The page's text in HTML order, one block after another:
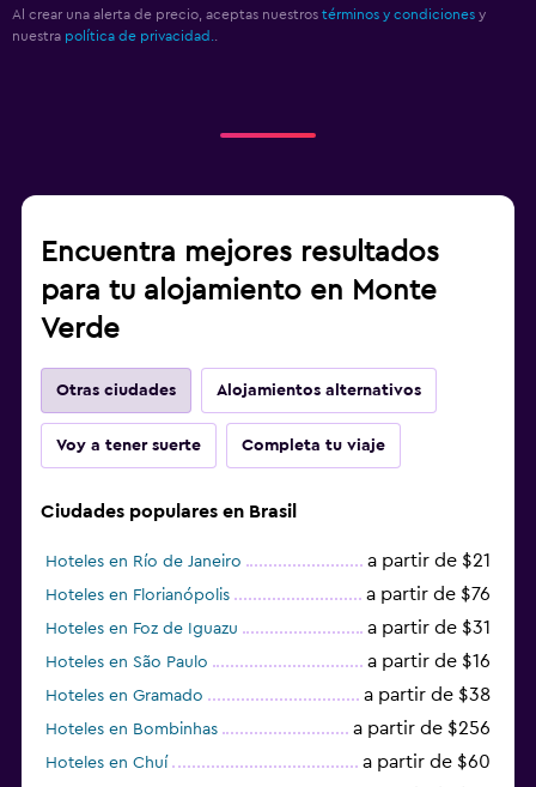
Al crear una alerta de precio, aceptas nuestros términos y condiciones y
nuestra política de privacidad.
Encuentra mejores resultados
para tu alojamiento en Monte
Verde
Otras ciudades Alojamientos alternativos
Voy a tener suerte Completa tu viaje
Ciudades populares en Brasil
Hoteles en Río de Janeiro a partir de $21
Hoteles en Florianópolis a partir de $76
Hoteles en Foz de Iguazu a partir de $31
Hoteles en São Paulo a partir de $16
Hoteles en Gramado a partir de $38
Hoteles en Bombinhas a partir de $256
Hoteles en Chuí a partir de $60